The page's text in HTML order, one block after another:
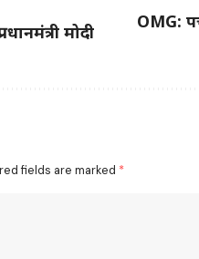
मोदी
OMG:
fields are marked *